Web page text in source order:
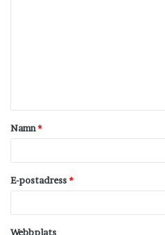
t
a
Namn*
E-postadress*
Webbplats